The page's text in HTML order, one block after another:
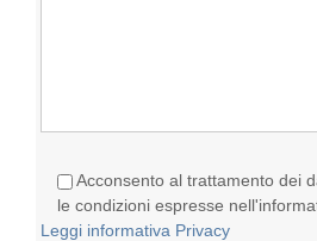
Acconsento al trattamento dei
le condizioni espresse
Leggi informativa Privacy